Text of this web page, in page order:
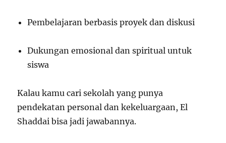
Pembelajaran berbasis proyek dan diskusi
Dukungan emosional dan spiritual untuk
siswa
Kalau kamu cari sekolah yang punya
pendekatan personal dan kekeluargaan, El
Shaddai bisa jadi jawabannya.